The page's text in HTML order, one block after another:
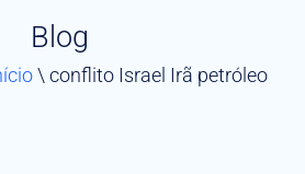
Blog
\ conflito Israel Irã petróleo